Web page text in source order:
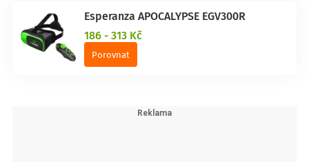
Esperanza APOCALYPSE EGV300R
186 - 313 Kč
Porovnat